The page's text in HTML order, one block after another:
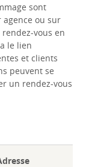
sont
ou sur
vous en
le lien
et clients
peuvent se
un rendez-vous